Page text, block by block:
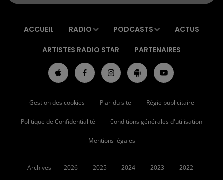
ACCUEIL RADIO PODCASTS ACTUS
ARTISTES RADIO STAR PARTENAIRES
Gestion des cookies Plan du site Régie publicitaire
Politique de Confidentialité Conditions générales d'utilisation
Mentions légales
Archives 2026 2025 2024 2023 2022